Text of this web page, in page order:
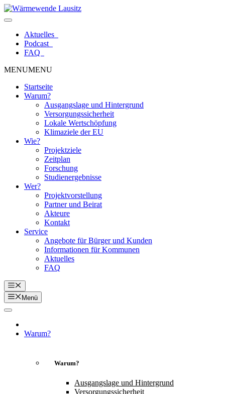
Zum
Inhalt
Aktuelles
Podcast
FAQ
MENUMENU
Startseite
Warum?
Ausgangslage und Hintergrund
Versorgungssicherheit
Lokale Wertschöpfung
Klimaziele der EU
Wie?
Projektziele
Zeitplan
Forschung
Studienergebnisse
Wer?
Projektvorstellung
Partner und Beirat
Akteure
Kontakt
Service
Angebote für Bürger und Kunden
Informationen für Kommunen
Aktuelles
FAQ
Menü
Menü
Warum?
Warum?
Ausgangslage und Hintergrund
Versorgungssicherheit